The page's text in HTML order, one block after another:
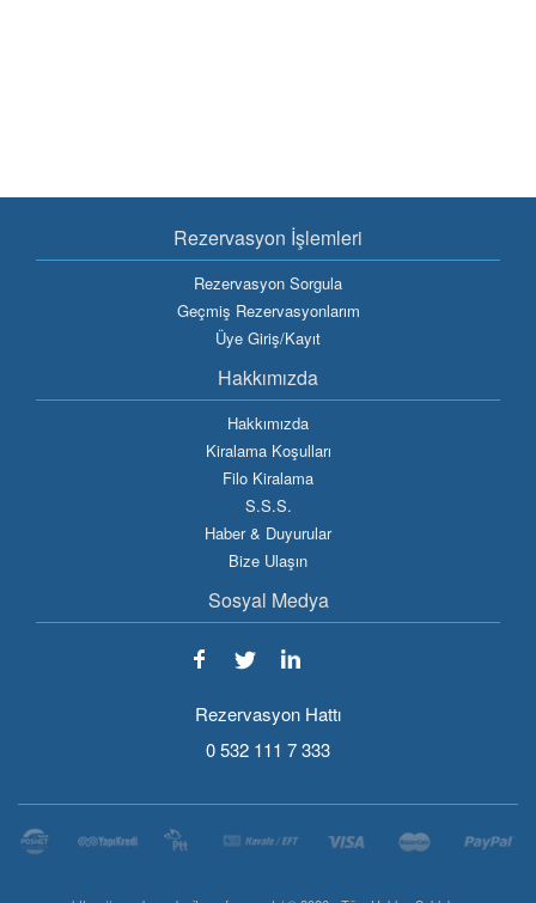
Rezervasyon İşlemleri
Rezervasyon Sorgula
Geçmiş Rezervasyonlarım
Üye Giriş/Kayıt
Hakkımızda
Hakkımızda
Kiralama Koşulları
Filo Kiralama
S.S.S.
Haber & Duyurular
Bize Ulaşın
Sosyal Medya
Rezervasyon Hattı
0 532 111 7 333